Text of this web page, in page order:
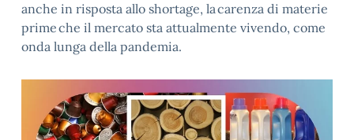
anche in risposta allo shortage, la carenza di materie
prime che il mercato sta attualmente vivendo, come
onda lunga della pandemia.